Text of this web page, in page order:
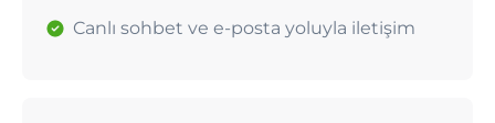
Canlı sohbet ve e-posta yoluyla iletişim